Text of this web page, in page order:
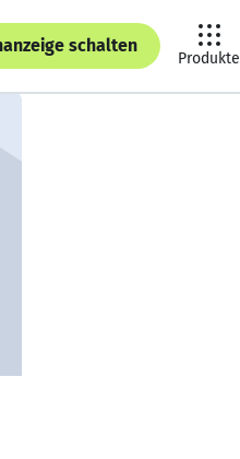
schalten
Produkte